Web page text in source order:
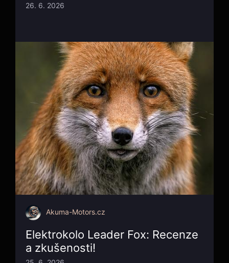
26. 6. 2026
Akuma-Motors.cz
Elektrokolo Leader Fox: Recenze
a zkušenosti!